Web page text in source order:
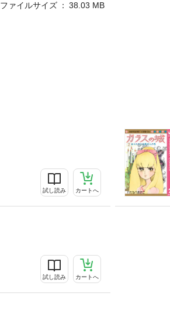
試し読み カートへ
試し読み カートへ
ファイルサイズ
38.03 MB